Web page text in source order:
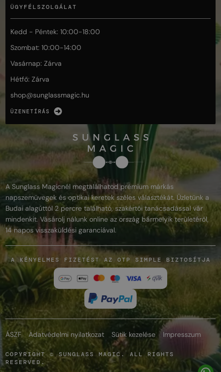
ÜGYFÉLSZOLGÁLAT
Kedd - Péntek: 10:00-18:00
Szombat: 10:00-14:00
Vasárnap: Zárva
Hétfő: Zárva
shop@sunglassmagic.hu
ÜZENETÍRÁS
A Sunglass Magicnél megtalálhatod prémium márkás
napszemüvegek és optikai keretek széles választékát. Üzletünk a
Budai alagúttól 2 percre található, szakértői tanácsadással vár
mindenkit. Vásárolj nálunk online az ország bármelyik területéről,
14 napos visszaküldési garanciával.
A KÉNYELMES FIZETÉST AZ OTP SIMPLE BIZTOSÍTJA
ÁSZF Adatvédelmi nyilatkozat Sütik kezelése Impresszum
COPYRIGHT © SUNGLASS MAGIC. ALL RIGHTS
RESERVED.